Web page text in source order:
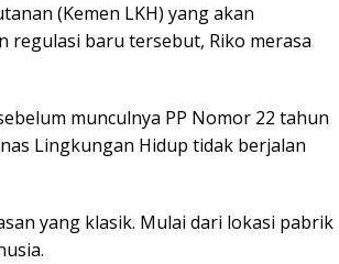
(Kemen LKH) yang akan
regulasi baru tersebut, Riko merasa
munculnya PP Nomor 22 tahun
Lingkungan Hidup tidak berjalan
yang klasik. Mulai dari lokasi pabrik